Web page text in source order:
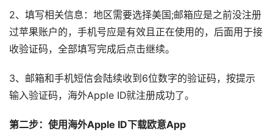
2、填写相关信息：地区需要选择美国;邮箱应是之前没注册
过苹果账户的，手机号应是有效且正在使用的，后面用于接
收验证码，全部填写完成后点击继续。
3、邮箱和手机短信会陆续收到6位数字的验证码，按提示
输入验证码，海外Apple ID就注册成功了。
第二步：使用海外Apple ID下载欧意App